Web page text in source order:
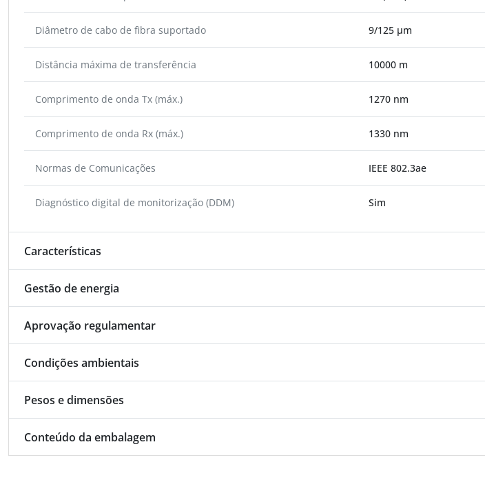
Diâmetro de cabo de fibra suportado 9/125 µm
Distância máxima de transferência 10000 m
Comprimento de onda Tx (máx.) 1270 nm
Comprimento de onda Rx (máx.) 1330 nm
Normas de Comunicações IEEE 802.3ae
Diagnóstico digital de monitorização (DDM) Sim
Características
Gestão de energia
Aprovação regulamentar
Condições ambientais
Pesos e dimensões
Conteúdo da embalagem